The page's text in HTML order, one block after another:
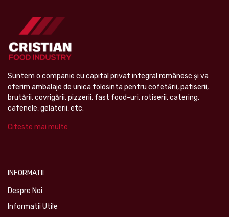
Suntem o companie cu capital privat integral românesc şi va
oferim ambalaje de unica folosinta pentru cofetării, patiserii,
brutării, covrigării, pizzerii, fast food-uri, rotiserii, catering,
cafenele, gelaterii, etc.
Citeste mai multe
INFORMATII
Despre Noi
Informatii Utile